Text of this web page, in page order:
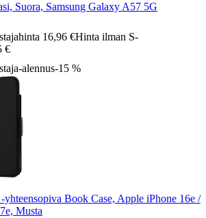
Suora, Samsung Galaxy A57 5G
16,96 €Hinta ilman S-
€
alennus-15 %
yhteensopiva Book Case, Apple iPhone 16e /
Musta